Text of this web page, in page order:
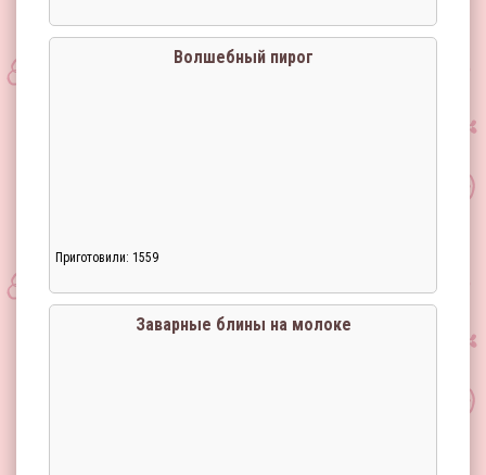
Волшебный пирог
Приготовили: 1559
Заварные блины на молоке